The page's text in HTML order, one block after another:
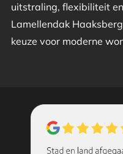
uitstraling, flexibiliteit
Lamellendak
keuze voor moderne